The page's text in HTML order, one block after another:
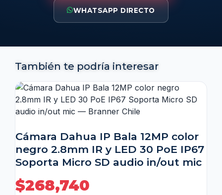
WHATSAPP DIRECTO
También te podría interesar
Cámara Dahua IP Bala 12MP color
negro 2.8mm IR y LED 30 PoE IP67
Soporta Micro SD audio in/out mic
$268,740